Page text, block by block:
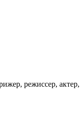
режиссер,